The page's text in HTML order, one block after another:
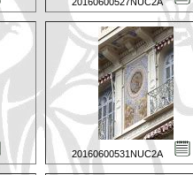
20160600531NUC2A